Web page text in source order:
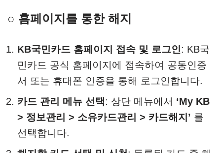
○ 홈페이지를 통한 해지
KB국민카드 홈페이지 접속 및 로그인: KB국
민카드 공식 홈페이지에 접속하여 공동인증
서 또는 휴대폰 인증을 통해 로그인합니다.​
카드 관리 메뉴 선택: 상단 메뉴에서 ‘My KB
> 정보관리 > 소유카드관리 > 카드해지’ 를
선택합니다.​